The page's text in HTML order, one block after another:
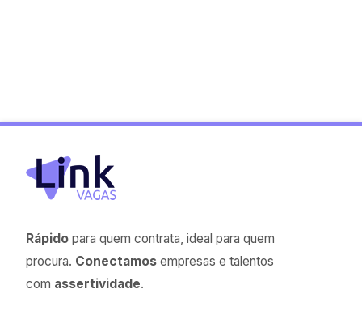
Rápidopara quem contrata, ideal para quem
procura. Conectamosempresas e talentos
com assertividade.